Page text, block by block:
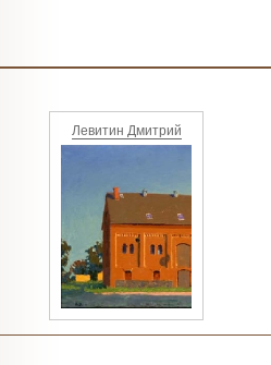
Левитин Дмитрий